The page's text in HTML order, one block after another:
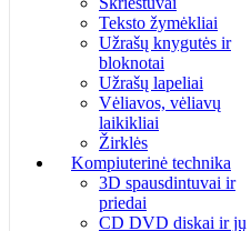
Teksto žymėkliai
Užrašų knygutės ir
bloknotai
Užrašų lapeliai
Vėliavos, vėliavų
laikikliai
Žirklės
Kompiuterinė technika
3D spausdintuvai ir
priedai
CD DVD diskai ir jų